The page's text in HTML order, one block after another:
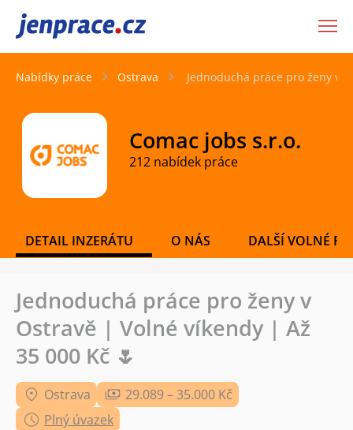
JenPráce.cz
Nabídky práce Ostrava Jednoduchá práce pro ženy v
Comac jobs s.r.o.
212 nabídek práce
DETAIL INZERÁTU O NÁS DALŠÍ VOLNÉ
Jednoduchá práce pro ženy v
Ostravě | Volné víkendy | Až
35 000 Kč 🌷
Ostrava
29.089 – 35.000 Kč
Plný úvazek